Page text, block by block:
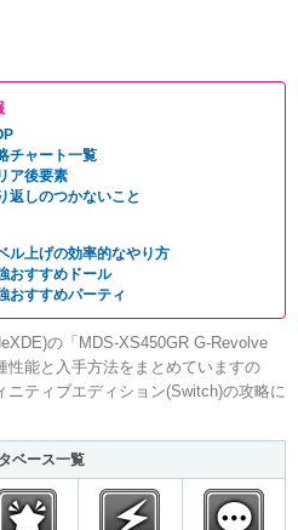
チャート一覧
ア後要素
返しのつかないこと
ル上げの効率的なやり方
おすすめドール
おすすめパーティ
の「MDS-XS450GR G-Revolve
性能と入手方法をまとめていますの
ティブエディション(Switch)の攻略に
ベース一覧